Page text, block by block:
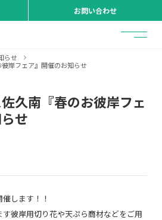
お問い合わせ
らせ
岸フェア』開催のお知らせ
久南『春のお彼岸フェ
せ
します！！
彼岸用切り花や天ぷら商材などをご用